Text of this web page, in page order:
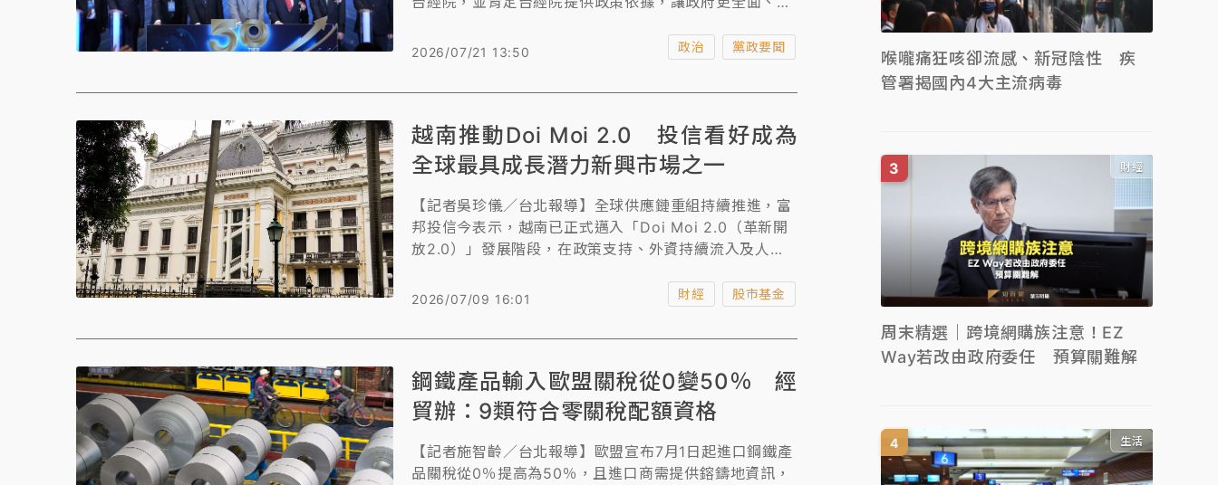
發展4大基礎建設、3項關鍵技術，盼協助百萬家中小微企
小野大，直到現在今年度總預算還沒通過。
2026/07/21 13:50 政治 黨政要聞
越南推動Doi Moi 2.0 投信看好成為
全球最具成長潛力新興市場之一
【記者吳珍儀／台北報導】全球供應鏈重組持續推進，富
邦投信今表示，越南已正式邁入「Doi Moi 2.0（革新開
放2.0）」發展階段，在政策支持、外資持續流入及人口
球最具成長潛力的新興市場之一。
2026/07/09 16:01 財經 股市基金
鋼鐵產品輸入歐盟關稅從0變50％ 經
貿辦：9類符合零關稅配額資格
【記者施智齡／台北報導】歐盟宣布7月1日起進口鋼鐵產
品關稅從0％提高為50％，且進口商需提供鎔鑄地資訊，
喉嚨痛狂咳卻流感、新冠陰性 疾
管署揭國內4大主流病毒
財經
周末精選｜跨境網購族注意！EZ
Way若改由政府委任 預算關難解
生活